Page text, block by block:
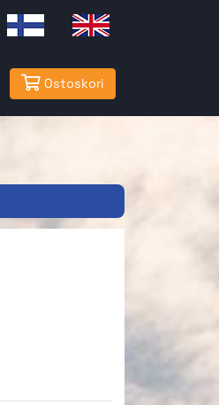
Ostoskori